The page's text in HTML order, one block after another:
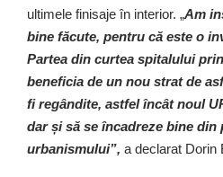
ultimele finisaje în interior. „Am
bine făcute, pentru că este o
Partea din curtea spitalului
beneficia de un nou strat de
fi regândite, astfel încât noul
dar și să se încadreze bine din
urbanismului”, a declarat Dorin